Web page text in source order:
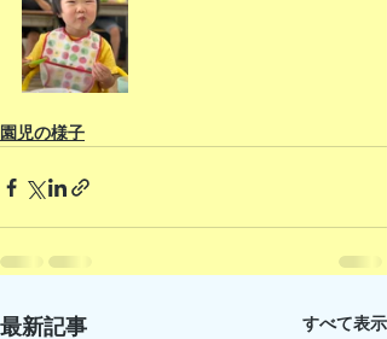
園児の様子
最新記事 すべて表示